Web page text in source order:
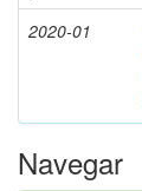
2020-01
Navegar